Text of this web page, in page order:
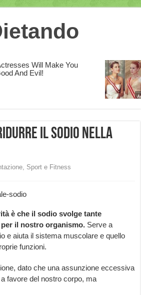
il sodio nella
Sport e Fitness
è che il sodio svolge tante
il nostro organismo. Serve a
e aiuta il sistema muscolare e quello
funzioni.
dato che una assunzione eccessiva
favore del nostro corpo, ma